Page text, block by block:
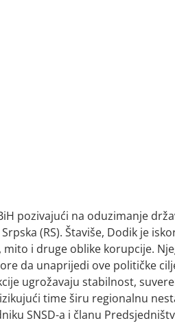
pozivajući na oduzimanje
(RS). Štaviše, Dodik je
i druge oblike korupcije.
da unaprijedi ove političke
ugrožavaju stabilnost,
time širu regionalnu
SNSD-a i članu